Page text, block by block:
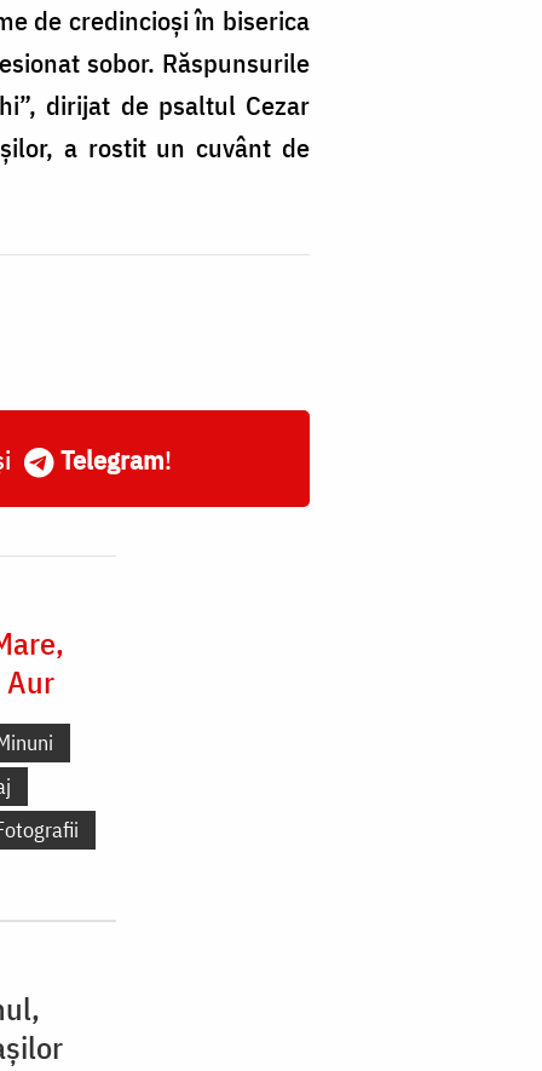
de credincioşi în biserica
sobor. Răspunsurile
dirijat de psaltul Cezar
a rostit un cuvânt de
Telegram!
Aur